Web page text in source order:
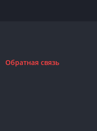
Обратная связь